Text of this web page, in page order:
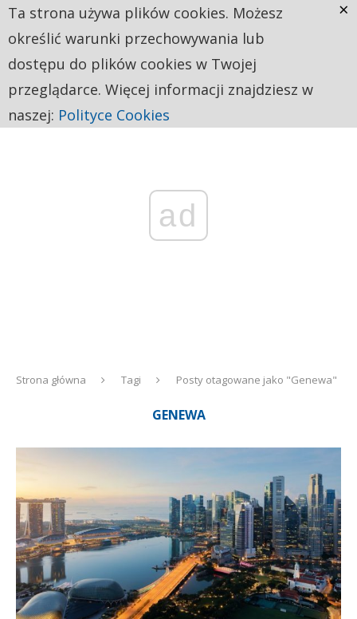
ad
Strona główna Tagi Posty otagowane jako "Genewa"
GENEWA
Ta strona używa plików cookies. Możesz
określić warunki przechowywania lub
dostępu do plików cookies w Twojej
przeglądarce. Więcej informacji znajdziesz w
naszej: Polityce Cookies
×